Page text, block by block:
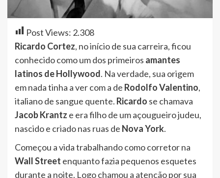
Post Views: 2.308
Ricardo Cortez, no início de sua carreira, ficou
conhecido como um dos primeiros amantes
latinos de Hollywood. Na verdade, sua origem
em nada tinha a ver com a de Rodolfo Valentino,
italiano de sangue quente. Ricardo se chamava
Jacob Krantz e era filho de um açougueiro judeu,
nascido e criado nas ruas de Nova York.
Começou a vida trabalhando como corretor na
Wall Street enquanto fazia pequenos esquetes
durante a noite. Logo chamou a atenção por sua